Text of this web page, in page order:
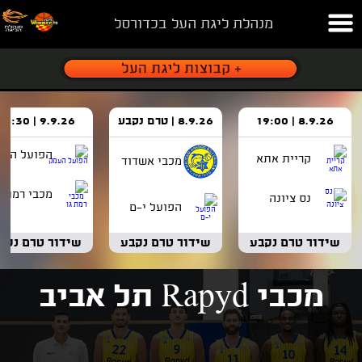
מנהלת ליגת העל בכדורסל
8.9.26 | 19:00
קריית אתא
נס ציונה
שידור טרם נקבע
8.9.26 | טרם נקבע
מכבי אשדוד
הפועל י-ם
שידור טרם נקבע
9.9.26 | 18:30
הפועל
מכבי רמת
שידור טרם
מכבי Rapyd תל אביב